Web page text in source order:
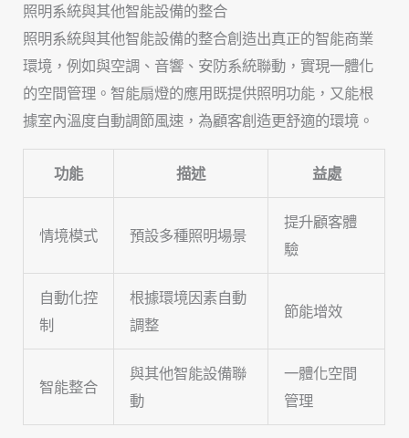
照明系統與其他智能設備的整合
照明系統與其他智能設備的整合創造出真正的智能商業
環境，例如與空調、音響、安防系統聯動，實現一體化
的空間管理。智能扇燈的應用既提供照明功能，又能根
據室內溫度自動調節風速，為顧客創造更舒適的環境。
功能 描述 益處
情境模式 預設多種照明場景
提升顧客體
驗
自動化控
制
根據環境因素自動
調整
節能增效
智能整合
與其他智能設備聯
動
一體化空間
管理